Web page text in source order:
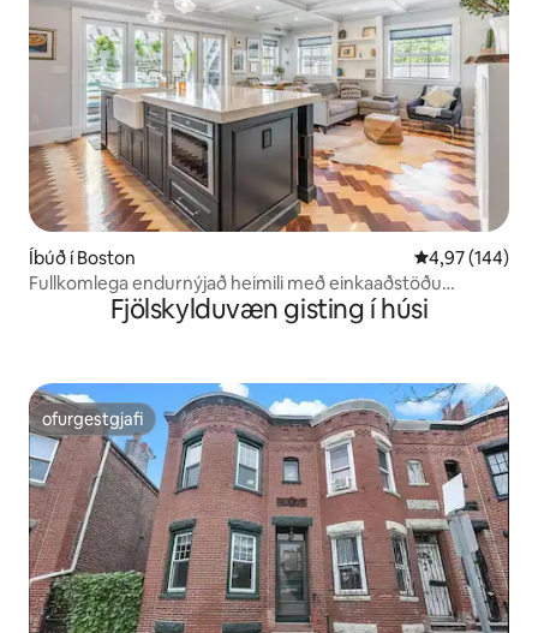
Íbúð í Boston 4,97 af 5 í
4,97 (144)
Fullkomlega endurnýjað heimili með einkaaðstöðu
Fjölskylduvæn gisting í húsi
ofurgestgjafi
ofurgestgjafi